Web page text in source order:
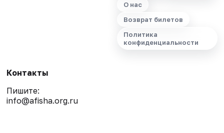
О нас
Возврат билетов
Политика
конфиденциальности
Контакты
Пишите:
info@afisha.org.ru